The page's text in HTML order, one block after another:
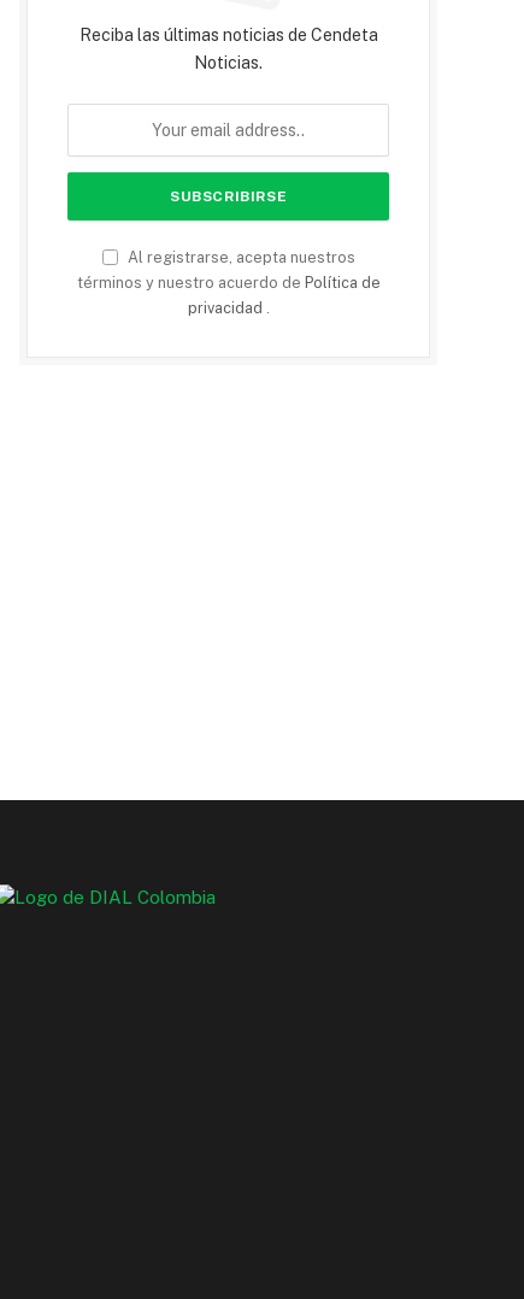
Reciba las últimas noticias de Cendeta
Noticias.
Al registrarse, acepta nuestros
términos y nuestro acuerdo de Política de
privacidad .